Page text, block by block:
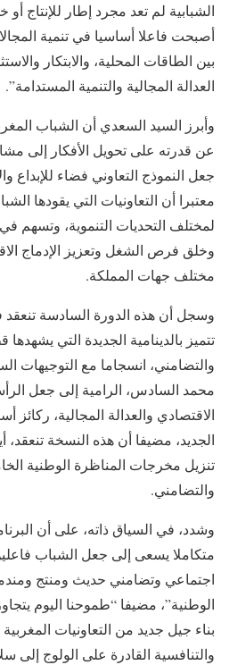
الشبابية لم تعد مجرد إطار للإنتاج
أصبحت فاعلا أساسيا في تنمية
بين الطاقات المحلية، والابتكار
العدالة المجالية والتنمية المستدامة”.
وأبرز السيد السعدي أن الشباب
عن قدرته على تحويل الأفكار إلى
جعل النموذج التعاوني فضاء للإبداع
معتبرا أن التعاونيات التي يقودها
لمختلف التحديات التنموية، وتسهم في
وخلق فرص الشغل وتعزيز الإدماج
مختلف جهات المملكة.
وسجل أن هذه الدورة السادسة
تتميز بالدينامية الجديدة التي
والتضامني، انسجاما مع التوجيهات
محمد السادس، الرامية إلى جعل
الاقتصادي والعدالة المجالية، ركائز
الجديد، مضيفا أن هذه النسخة
تنزيل مخرجات المناظرة الوطنية
والتضامني.
وشدد، في السياق ذاته، على أن
متكاملا يسعى إلى جعل الشباب
اجتماعي وتضامني حديث ومنتج
الوطنية”، مضيفا “طموحنا اليوم
بناء جيل جديد من التعاونيات
والتنافسية القادرة على الولوج إلى